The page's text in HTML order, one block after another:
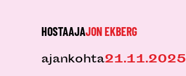
HOSTAAJAJON EKBERG
ajankohta21.11.2025